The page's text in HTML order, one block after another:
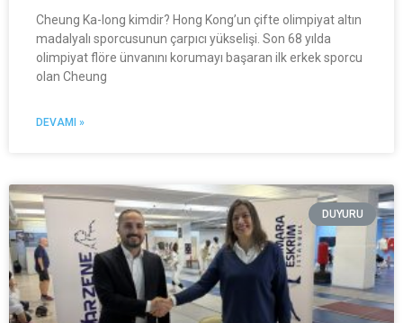
Cheung Ka-long kimdir? Hong Kong’un çifte olimpiyat altın
madalyalı sporcusunun çarpıcı yükselişi. Son 68 yılda
olimpiyat flöre ünvanını korumayı başaran ilk erkek sporcu
olan Cheung
DEVAMI »
DUYURU